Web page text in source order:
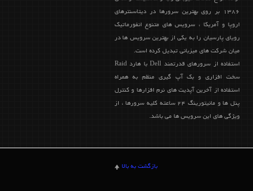
1386 بر روی بهترین سرورها در دیتاسنترهای
اروپا و آمریکا ، سرویس های متنوع انفورماتیک
رویای پارسیان را به یکی از بهترین سرویس ها در
میان شرکت های میزبانی تبدیل کرده است.
استفاده از سرورهای قدرتمند Dell با هارد Raid
سخت افزاری و بک آپ گیری منظم به همراه
استفاده از آخرین آپدیت های نرم افزارها و کنترل
پنل ها و مانیتورینگ 24 ساعته کلیه سرورها ، از
ویژگی های این سرویس ها می باشد.
بازگشت به بالا